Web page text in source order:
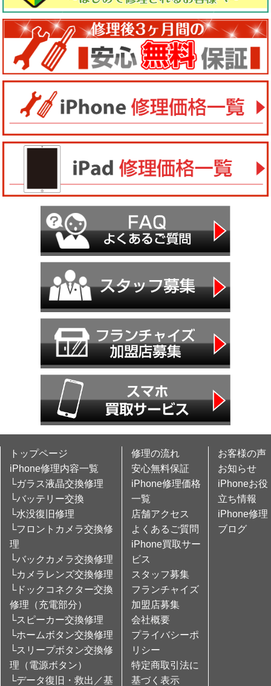
トップページ
iPhone修理内容一覧
└ガラス液晶交換修理
└バッテリー交換
└水没復旧修理
└フロントカメラ交換修
理
└バックカメラ交換修理
└カメラレンズ交換修理
└ドックコネクター交換
修理（充電部分）
└スピーカー交換修理
└ホームボタン交換修理
└スリープボタン交換修
理（電源ボタン）
└データ復旧・救出／基
修理の流れ
安心無料保証
iPhone修理価格
一覧
店舗アクセス
よくあるご質問
iPhone買取サー
ビス
スタッフ募集
フランチャイズ
加盟店募集
会社概要
プライバシーポ
リシー
特定商取引法に
基づく表示
お客様の声
お知らせ
iPhoneお役
立ち情報
iPhone修理
ブログ